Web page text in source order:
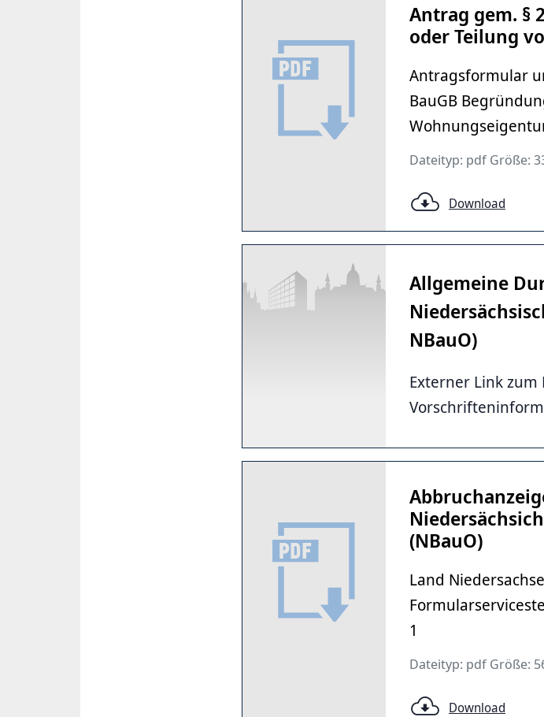
Antrag gem. §
oder Teilung
Antragsformular
BauGB
Dateityp: pdf Größe:
Download
Allgemeine
NBauO)
Externer Link zum
(NBauO)
Land
1
Dateityp: pdf Größe:
Download